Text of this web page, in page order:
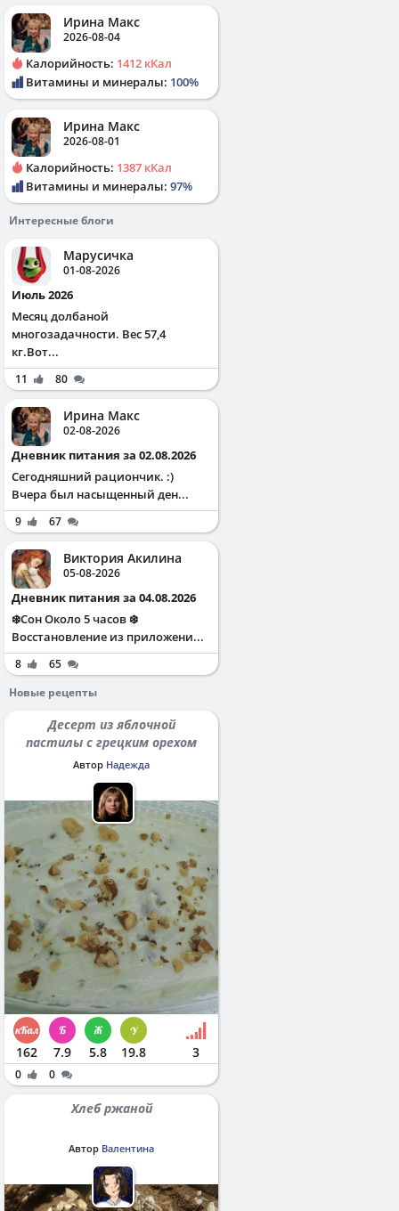
Ирина Макс
2026-08-04
Калорийность: 1412 кКал
Витамины и минералы: 100%
Ирина Макс
2026-08-01
Калорийность: 1387 кКал
Витамины и минералы: 97%
Интересные блоги
Марусичка
01-08-2026
Июль 2026
Месяц долбаной
многозадачности. Вес 57,4
кг.Вот...
11 80
Ирина Макс
02-08-2026
Дневник питания за 02.08.2026
Сегодняшний рациончик. :)
Вчера был насыщенный ден...
9 67
Виктория Акилина
05-08-2026
Дневник питания за 04.08.2026
❄️Сон Около 5 часов ❄️
Восстановление из приложени...
8
65
Новые рецепты
Десерт из яблочной
пастилы с грецким орехом
Автор Надежда
162 7.9 5.8 19.8 3
0 0
Хлеб ржаной
Автор Валентина